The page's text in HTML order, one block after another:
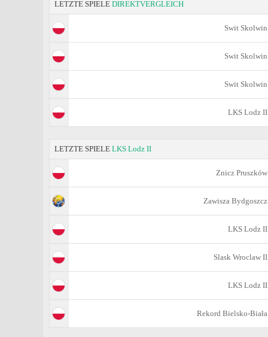
LETZTE SPIELE DIREKTVERGLEICH
Swit Skolwin
Swit Skolwin
Swit Skolwin
LKS Lodz II
LETZTE SPIELE LKS Lodz II
Znicz Pruszków
Zawisza Bydgoszcz
LKS Lodz II
Slask Wroclaw II
LKS Lodz II
Rekord Bielsko-Biała